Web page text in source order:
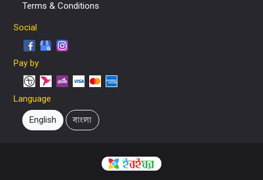
Terms & Conditions
Social
Pay by
Language
English বাংলা